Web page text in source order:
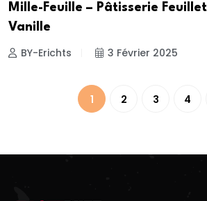
Mille-Feuille – Pâtisserie
Vanille
BY-Erichts 3 Février 2025
1 2 3 4